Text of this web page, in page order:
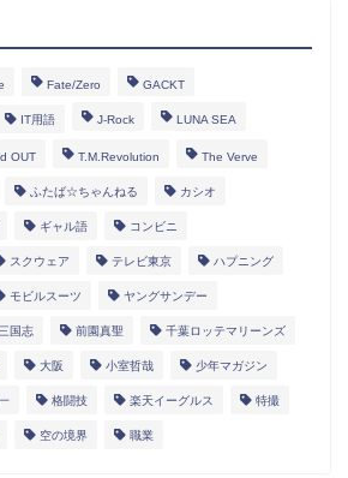
Fate/Zero GACKT
IT用語 J-Rock LUNA SEA
OUT T.M.Revolution The Verve
ふたば☆ちゃんねる カシオ
ギャル語 コンビニ
スクウェア テレビ東京 ハプニング
モビルスーツ ヤングサンデー
三国志 前園真聖 千葉ロッテマリーンズ
大阪 小室哲哉 少年マガジン
格闘技 楽天イーグルス 特撮
空の境界 職業